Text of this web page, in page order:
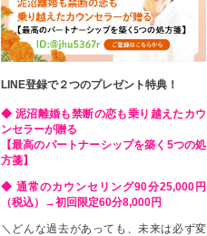
LINE登録で２つのプレゼント特典！
◆ 泥沼離婚も禁断の恋も乗り越えたカウ
ンセラーが贈る
【最高のパートナーシップを築く5つの処
方箋】
◆ 通常のカウンセリング90分25,000円
（税込）→初回限定60分8,000円
＼どんな過去があっても、未来は必ず変